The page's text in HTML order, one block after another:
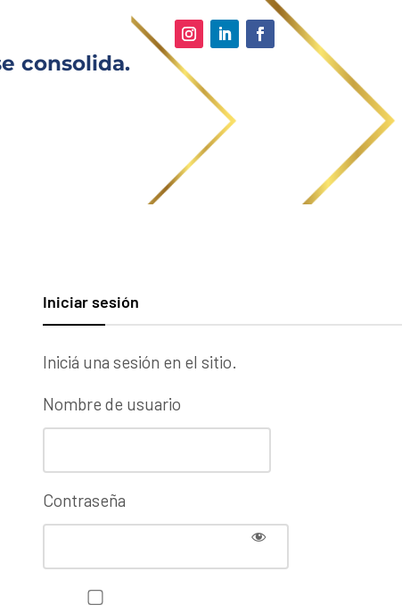
consolida.
Iniciar sesión
Iniciá una sesión en el sitio.
Nombre de usuario
Contraseña